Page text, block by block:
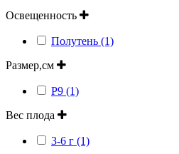
Освещенность
Полутень (1)
Размер,см
Р9 (1)
Вес плода
3-6 г (1)